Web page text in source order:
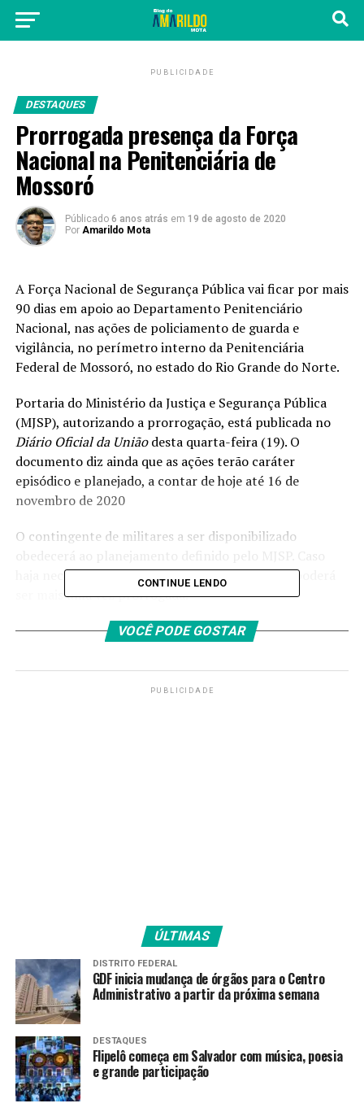
PUBLICIDADE
DESTAQUES
Prorrogada presença da Força
Nacional na Penitenciária de
Mossoró
Públicado 6 anos atrás em 19 de agosto de 2020
Por Amarildo Mota
A Força Nacional de Segurança Pública vai ficar por mais
90 dias em apoio ao Departamento Penitenciário
Nacional, nas ações de policiamento de guarda e
vigilância, no perímetro interno da Penitenciária
Federal de Mossoró, no estado do Rio Grande do Norte.
Portaria do Ministério da Justiça e Segurança Pública
(MJSP), autorizando a prorrogação, está publicada no
Diário Oficial da Uniãodesta quarta-feira (19). O
documento diz ainda que as ações terão caráter
episódico e planejado, a contar de hoje até 16 de
novembro de 2020
O contingente de militares a ser disponibilizado
haja necessidade, a presença da Força Nacional poderá
ser mais uma vez prorrogada.
Amarildo Mota
CONTINUE LENDO
VOCÊ PODE GOSTAR
PUBLICIDADE
ÚLTIMAS
DISTRITO FEDERAL
GDF inicia mudança de órgãos para o Centro
Administrativo a partir da próxima semana
DESTAQUES
Flipelô começa em Salvador com música, poesia
e grande participação